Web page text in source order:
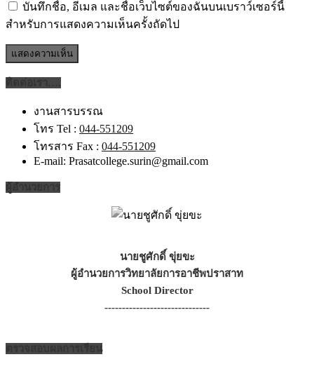
บันทึกชื่อ, อีเมล และชื่อเว็บไซต์ของฉันบนเบราว์เซอร์นี้
สำหรับการแสดงความเห็นครั้งถัดไป
งานสารบรรณ
โทร Tel : 044-551209
โทรสาร Fax : 044-551209
E-mail: Prasatcollege.surin@gmail.com
นายชูศักดิ์ ขุ่ยขะ
ผู้อำนวยการวิทยาลัยการอาชีพปราสาท
School Director
------------------------------